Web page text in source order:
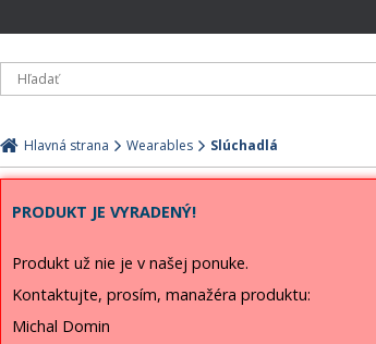
Hlavná strana Wearables Slúchadlá
PRODUKT JE VYRADENÝ!
Produkt už nie je v našej ponuke.
Kontaktujte, prosím, manažéra produktu:
Michal Domin